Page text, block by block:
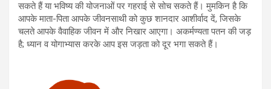
सकते हैं या भविष्य की योजनाओं पर गहराई से सोच सकते हैं। मुमकिन है कि
आपके माता-पिता आपके जीवनसाथी को कुछ शानदार आशीर्वाद दें, जिसके
चलते आपके वैवाहिक जीवन में और निखार आएगा। अकर्मण्यता पतन की जड़
है; ध्यान व योगाभ्यास करके आप इस जड़ता को दूर भगा सकते हैं।